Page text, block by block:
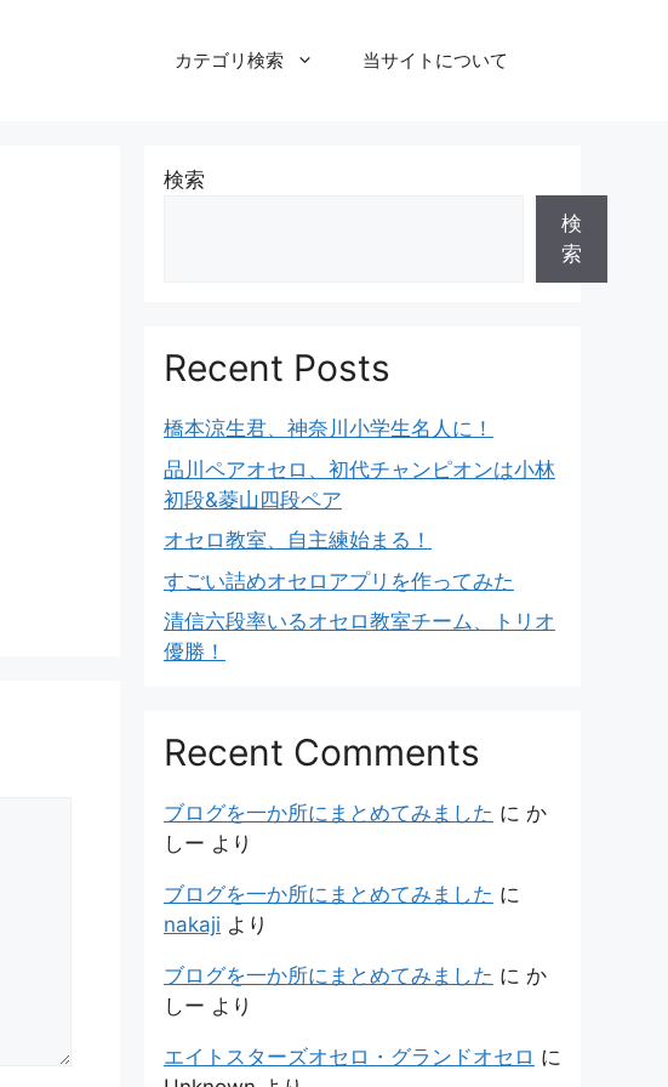
カテゴリ検索 当サイトについて
検索
検
索
Recent Posts
橋本涼生君、神奈川小学生名人に！
品川ペアオセロ、初代チャンピオンは小林
初段&菱山四段ペア
オセロ教室、自主練始まる！
すごい詰めオセロアプリを作ってみた
清信六段率いるオセロ教室チーム、トリオ
優勝！
Recent Comments
ブログを一か所にまとめてみました に か
しー より
ブログを一か所にまとめてみました に
nakaji より
ブログを一か所にまとめてみました に か
しー より
エイトスターズオセロ・グランドオセロ に